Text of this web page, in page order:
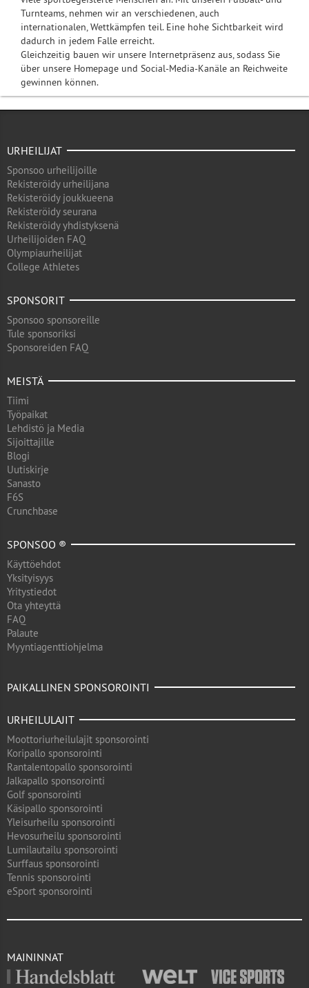
Turnteams, nehmen wir an verschiedenen, auch
internationalen, Wettkämpfen teil. Eine hohe Sichtbarkeit wird
dadurch in jedem Falle erreicht.
Gleichzeitig bauen wir unsere Internetpräsenz aus, sodass Sie
über unsere Homepage und Social-Media-Kanäle an Reichweite
gewinnen können.
URHEILIJAT
Sponsoo urheilijoille
Rekisteröidy urheilijana
Rekisteröidy joukkueena
Rekisteröidy seurana
Rekisteröidy yhdistyksenä
Urheilijoiden FAQ
Olympiaurheilijat
College Athletes
SPONSORIT
Sponsoo sponsoreille
Tule sponsoriksi
Sponsoreiden FAQ
MEISTÄ
Tiimi
Työpaikat
Lehdistö ja Media
Sijoittajille
Blogi
Uutiskirje
Sanasto
F6S
Crunchbase
SPONSOO ®
Käyttöehdot
Yksityisyys
Yritystiedot
Ota yhteyttä
FAQ
Palaute
Myyntiagenttiohjelma
PAIKALLINEN SPONSOROINTI
URHEILULAJIT
Moottoriurheilulajit sponsorointi
Koripallo sponsorointi
Rantalentopallo sponsorointi
Jalkapallo sponsorointi
Golf sponsorointi
Käsipallo sponsorointi
Yleisurheilu sponsorointi
Hevosurheilu sponsorointi
Lumilautailu sponsorointi
Surffaus sponsorointi
Tennis sponsorointi
eSport sponsorointi
MAININNAT